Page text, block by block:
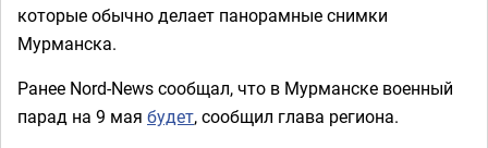
которые обычно делает панорамные снимки
Мурманска.
Ранее Nord-News сообщал, что в Мурманске военный
парад на 9 мая будет, сообщил глава региона.